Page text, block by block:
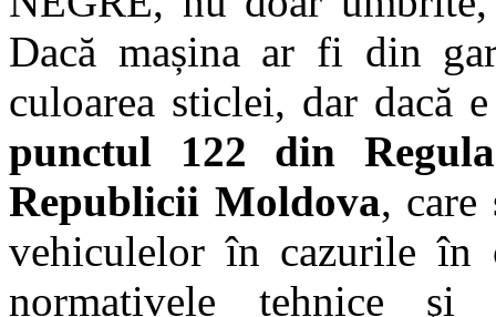
Dacă mașina ar fi din
culoarea sticlei, dar dacă
punctul 122 din
Republicii Moldova, care
vehiculelor în cazurile în
normativele tehnice